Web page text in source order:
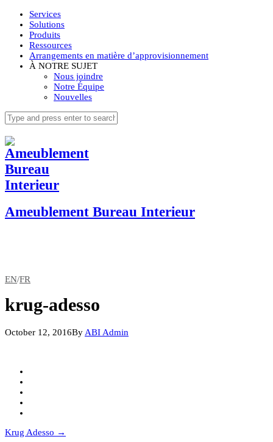
Services
Solutions
Produits
Ressources
Arrangements en matière d’approvisionnement
À NOTRE SUJET
Nous joindre
Notre Équipe
Nouvelles
Ameublement Bureau Interieur
EN/FR
krug-adesso
October 12, 2016By ABI Admin
Post
Krug Adesso →